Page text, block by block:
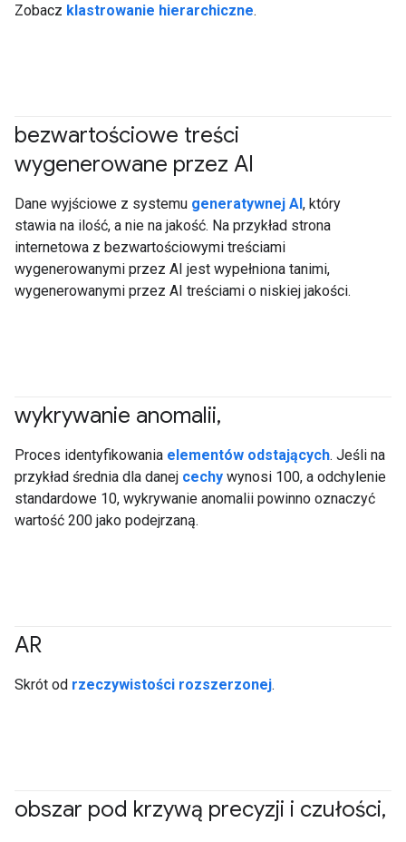
Zobacz klastrowanie hierarchiczne.
bezwartościowe treści
wygenerowane przez AI
Dane wyjściowe z systemu generatywnej AI, który
stawia na ilość, a nie na jakość. Na przykład strona
internetowa z bezwartościowymi treściami
wygenerowanymi przez AI jest wypełniona tanimi,
wygenerowanymi przez AI treściami o niskiej jakości.
wykrywanie anomalii,
Proces identyfikowania elementów odstających. Jeśli na
przykład średnia dla danej cechy wynosi 100, a odchylenie
standardowe 10, wykrywanie anomalii powinno oznaczyć
wartość 200 jako podejrzaną.
AR
Skrót od rzeczywistości rozszerzonej.
obszar pod krzywą precyzji i czułości,